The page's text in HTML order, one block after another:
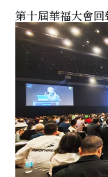
第十屆華福大會